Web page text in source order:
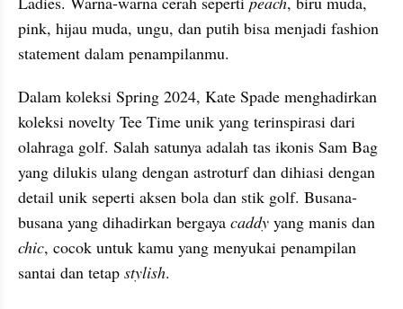
pink, hijau muda, ungu, dan putih bisa menjadi fashion
statement dalam penampilanmu.
Dalam koleksi Spring 2024, Kate Spade menghadirkan
koleksi novelty Tee Time unik yang terinspirasi dari
olahraga golf. Salah satunya adalah tas ikonis Sam Bag
yang dilukis ulang dengan astroturf dan dihiasi dengan
detail unik seperti aksen bola dan stik golf. Busana-
busana yang dihadirkan bergaya caddy
chic, cocok untuk kamu yang menyukai penampilan
santai dan tetap stylish.